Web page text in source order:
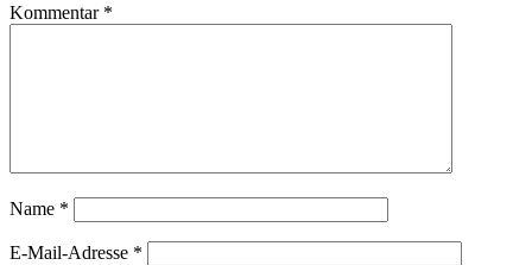
Kommentar *
Name *
E-Mail-Adresse *